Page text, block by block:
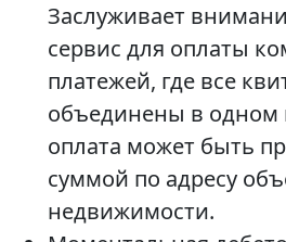
Заслуживает
сервис для оплаты
платежей, где все
объединены в одном
оплата может быть
суммой по адресу
недвижимости.